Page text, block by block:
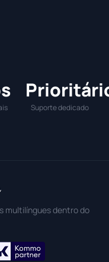
Suporte dedicado
multilíngues dentro do